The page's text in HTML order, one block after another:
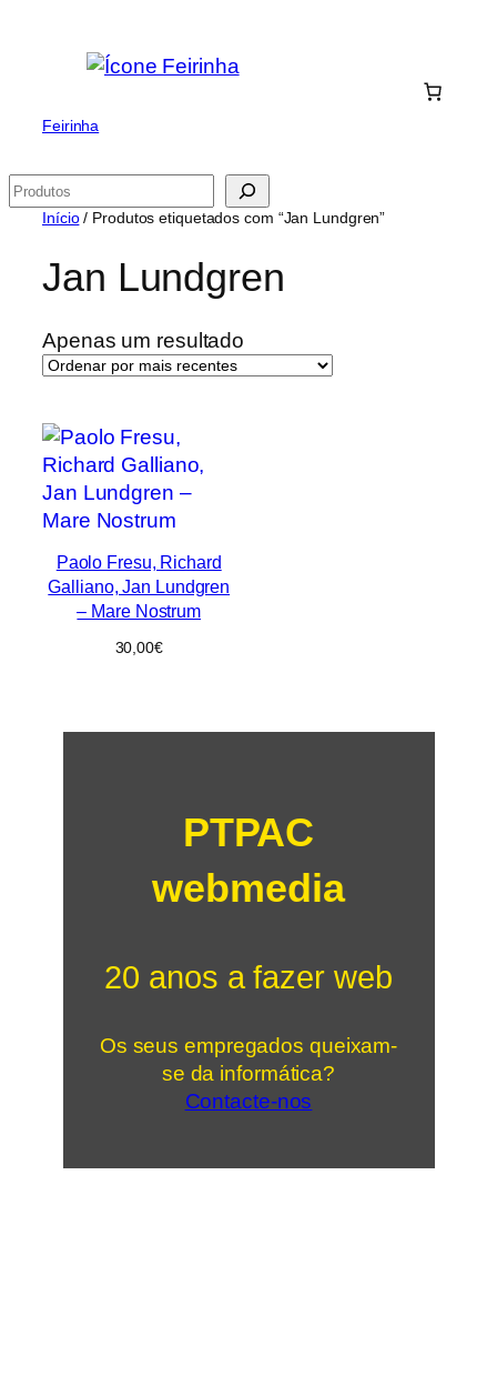
Feirinha
Pesquisar
Início/ Produtos etiquetados com “Jan Lundgren”
Jan Lundgren
Apenas um resultado
Paolo Fresu, Richard
Galliano, Jan Lundgren
– Mare Nostrum
30,00€
PTPAC
webmedia
20 anos a fazer web
Os seus empregados queixam-
se da informática?
Contacte-nos